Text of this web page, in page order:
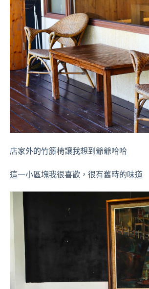
店家外的竹籐椅讓我想到爺爺哈哈
這一小區塊我很喜歡，很有舊時的味道